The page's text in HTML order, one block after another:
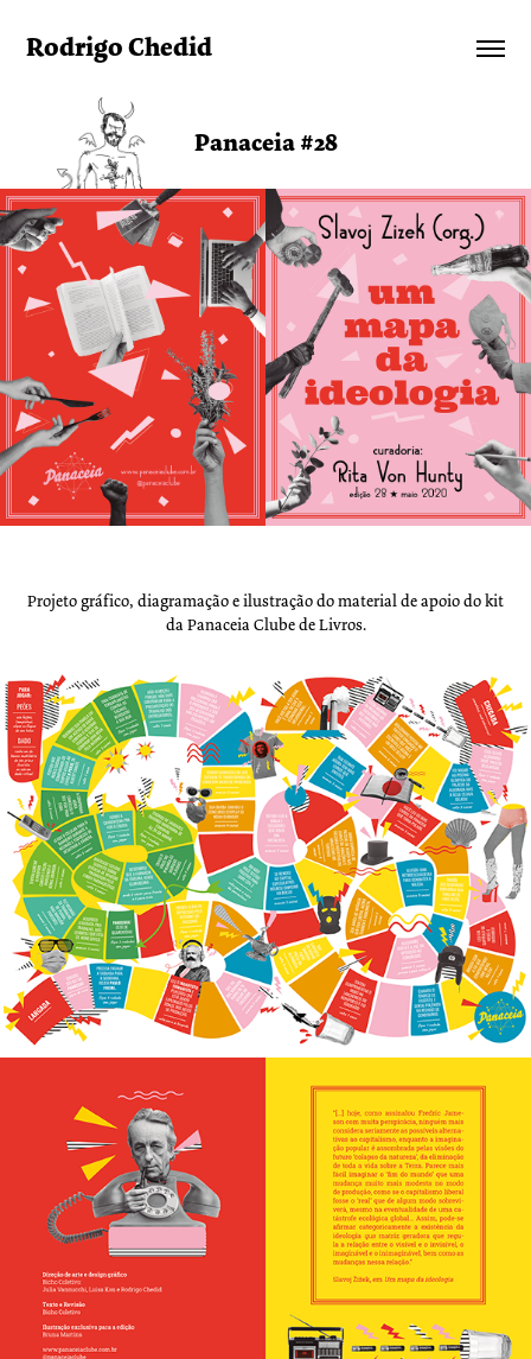
Rodrigo Chedid
Panaceia #28
Projeto gráfico, diagramação e ilustração do material de apoio do kit
da Panaceia Clube de Livros.